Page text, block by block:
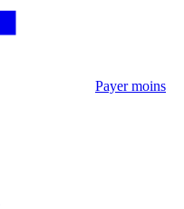
Payer moins